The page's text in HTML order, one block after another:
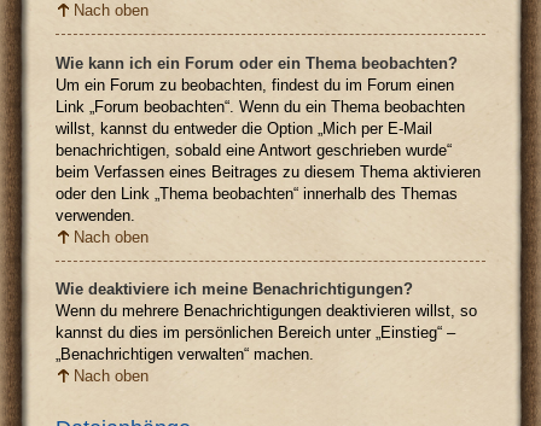
Nach oben
Wie kann ich ein Forum oder ein Thema beobachten?
Um ein Forum zu beobachten, findest du im Forum einen
Link „Forum beobachten“. Wenn du ein Thema beobachten
willst, kannst du entweder die Option „Mich per E-Mail
benachrichtigen, sobald eine Antwort geschrieben wurde“
beim Verfassen eines Beitrages zu diesem Thema aktivieren
oder den Link „Thema beobachten“ innerhalb des Themas
verwenden.
Nach oben
Wie deaktiviere ich meine Benachrichtigungen?
Wenn du mehrere Benachrichtigungen deaktivieren willst, so
kannst du dies im persönlichen Bereich unter „Einstieg“ –
„Benachrichtigen verwalten“ machen.
Nach oben